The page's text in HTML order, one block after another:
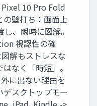
10 Pro Fold
壁打ち：画面上
、瞬時に図解。
視認性の確
解もストレスな
なく「時短」。
に出ない理由を
スクトップモー